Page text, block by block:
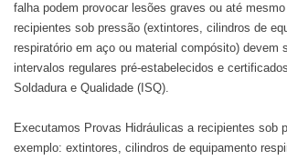
falha podem provocar lesões graves ou até
recipientes sob pressão (extintores, cilindros de
respiratório em aço ou material compósito) devem
intervalos regulares pré-estabelecidos e
Soldadura e Qualidade (ISQ).
Executamos Provas Hidráulicas a recipientes sob
exemplo: extintores, cilindros de equipamento